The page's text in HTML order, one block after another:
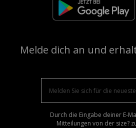
Melde dich an und
Durch die Eingabe deiner E-
Mitteilungen von der size?